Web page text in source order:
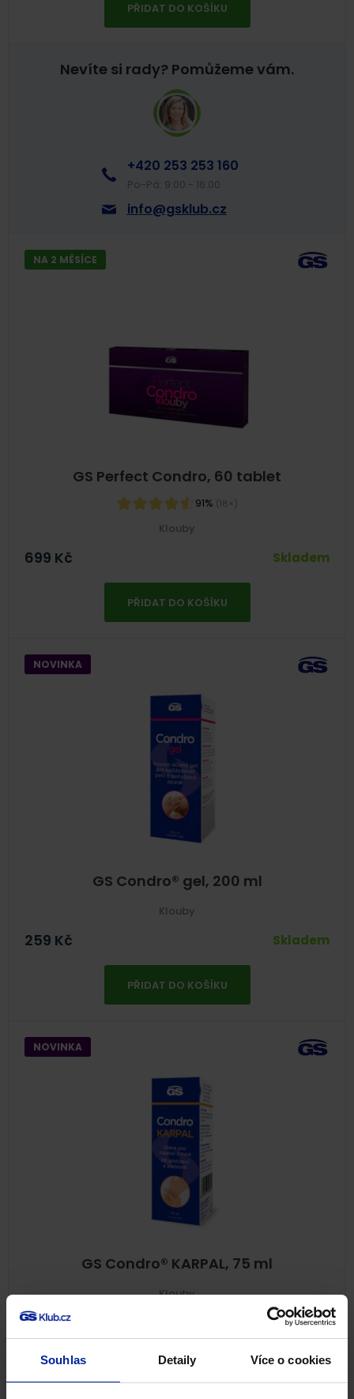
Souhlas Detaily Více o cookies
PŘIDAT DO KOŠÍKU
Nevíte si rady? Pomůžeme vám.
+420 253 253 160
Po-Pá: 9:00 - 16:00
info@gsklub.cz
GS Perfect Condro, 60 tablet
91% (18×)
NA 2 MĚSÍCE
Klouby
699 Kč Skladem
PŘIDAT DO KOŠÍKU
GS Condro® gel, 200 ml
NOVINKA
Klouby
259 Kč Skladem
PŘIDAT DO KOŠÍKU
GS Condro® KARPAL, 75 ml
NOVINKA
Klouby
199Kč Skladem
PŘIDAT DO KOŠÍKU